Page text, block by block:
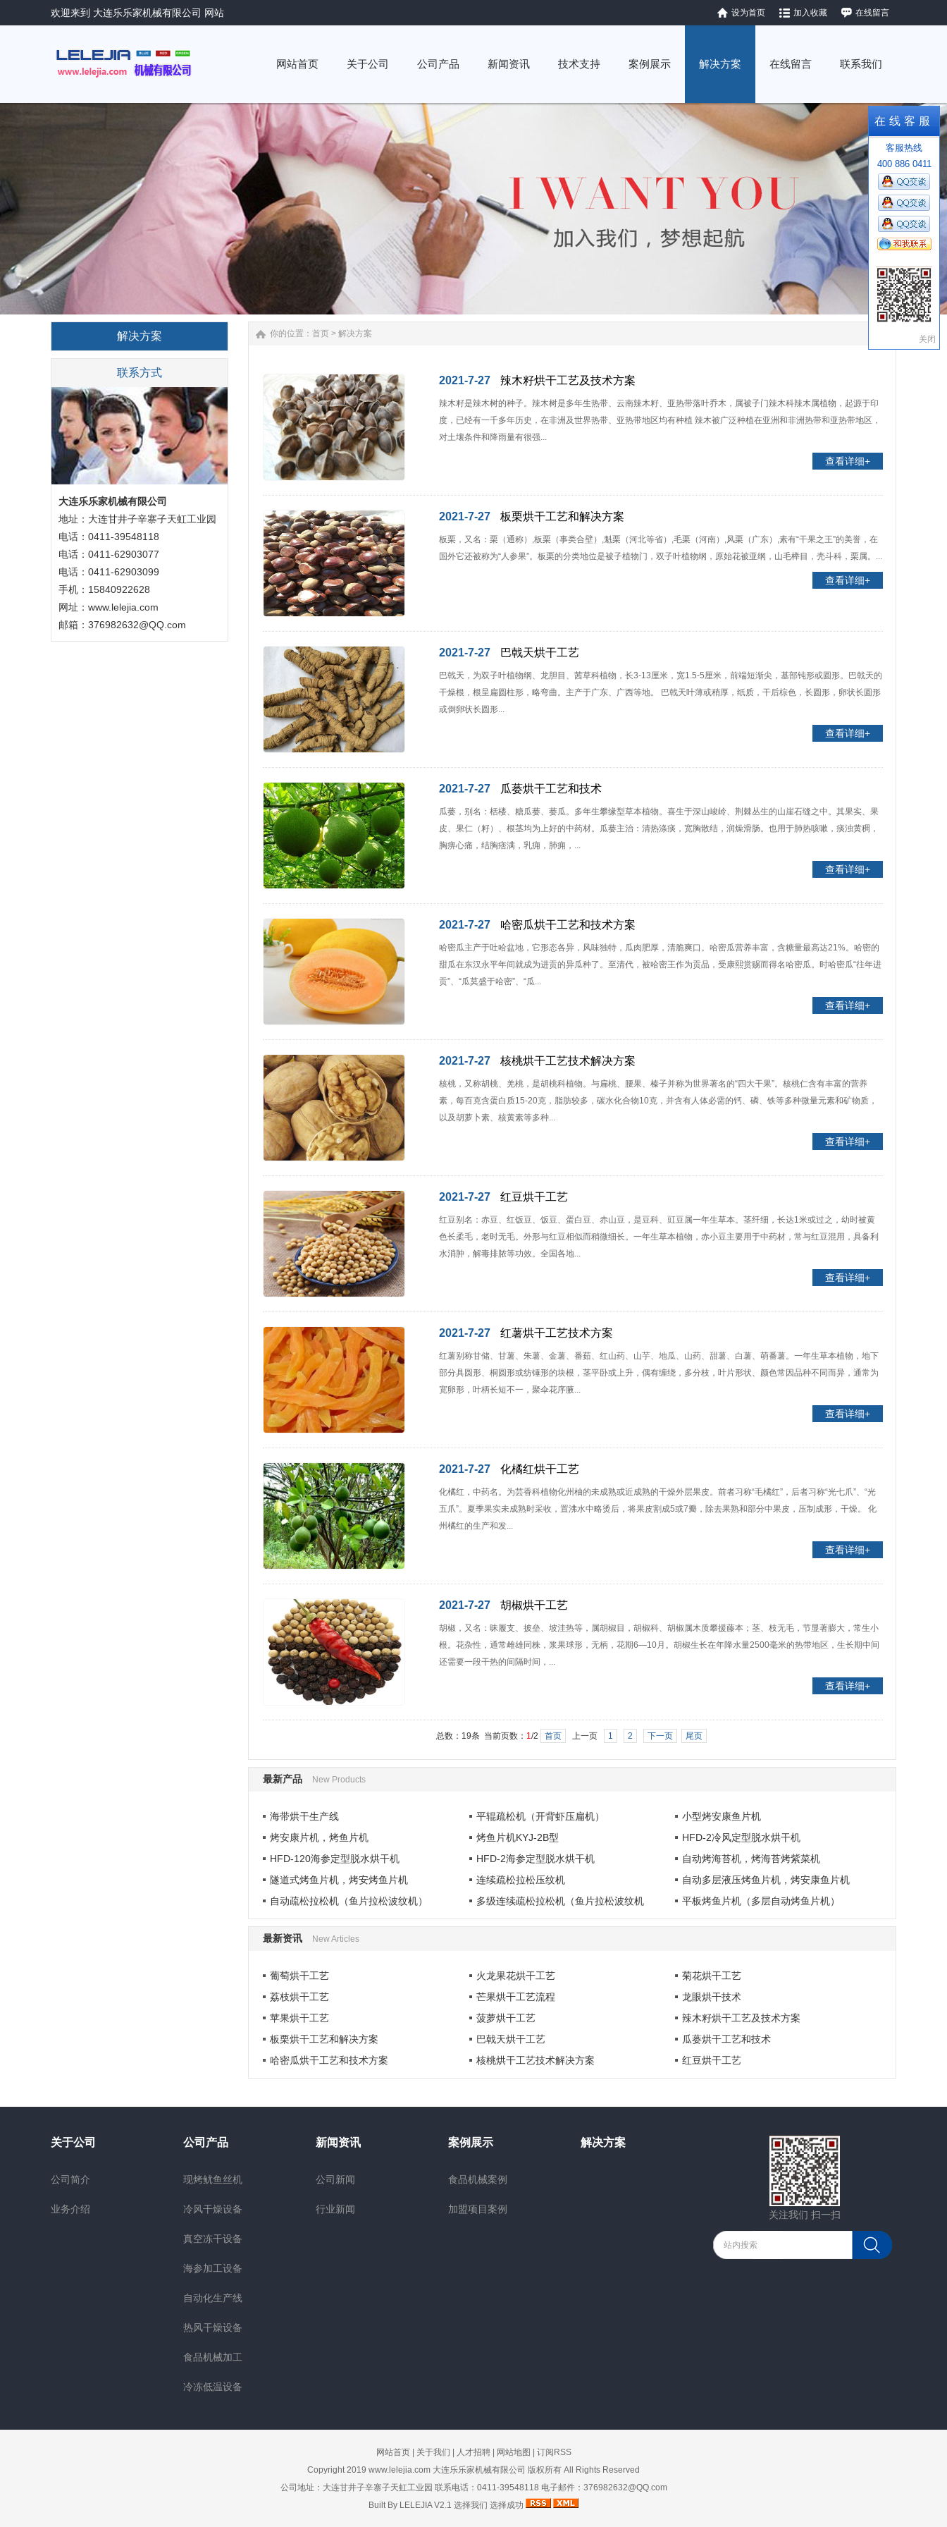
欢迎来到 大连乐乐家机械有限公司 网站 设为首页 加入收藏 在线留言
网站首页 关于公司 公司产品 新闻资讯 技术支持 案例展示 解决方案 在线留言 联系我们
1
解决方案
联系方式
大连乐乐家机械有限公司
地址：大连甘井子辛寨子天虹工业园
电话：0411-39548118
电话：0411-62903077
电话：0411-62903099
手机：15840922628
网址： www.lelejia.com
邮箱：376982632@QQ.com
你的位置： 首页 > 解决方案
2021-7-27 辣木籽烘干工艺及技术方案
辣木籽是辣木树的种子。辣木树是多年生热带、云南辣木籽、亚热带落叶乔木，属被子门辣木科辣木属植物，起源于印
度，已经有一千多年历史，在非洲及世界热带、亚热带地区均有种植 辣木被广泛种植在亚洲和非洲热带和亚热带地区，
对土壤条件和降雨量有很强...
查看详细+
2021-7-27 板栗烘干工艺和解决方案
板栗，又名：栗（通称）,板栗（事类合壁）,魁栗（河北等省）,毛栗（河南）,风栗（广东）,素有“干果之王”的美誉，在
国外它还被称为“人参果”。板栗的分类地位是被子植物门，双子叶植物纲，原始花被亚纲，山毛榉目，壳斗科，栗属。...
查看详细+
2021-7-27 巴戟天烘干工艺
巴戟天，为双子叶植物纲、龙胆目、茜草科植物，长3-13厘米，宽1.5-5厘米，前端短渐尖，基部钝形或圆形。巴戟天的
干燥根，根呈扁圆柱形，略弯曲。主产于广东、广西等地。 巴戟天叶薄或稍厚，纸质，干后棕色，长圆形，卵状长圆形
或倒卵状长圆形...
查看详细+
2021-7-27 瓜蒌烘干工艺和技术
瓜蒌，别名：栝楼、糖瓜蒌、蒌瓜。多年生攀缘型草本植物。喜生于深山峻岭、荆棘丛生的山崖石缝之中。其果实、果
皮、果仁（籽）、根茎均为上好的中药材。瓜蒌主治：清热涤痰，宽胸散结，润燥滑肠。也用于肺热咳嗽，痰浊黄稠，
胸痹心痛，结胸痞满，乳痈，肺痈，...
查看详细+
2021-7-27 哈密瓜烘干工艺和技术方案
哈密瓜主产于吐哈盆地，它形态各异，风味独特，瓜肉肥厚，清脆爽口。哈密瓜营养丰富，含糖量最高达21%。哈密的
甜瓜在东汉永平年间就成为进贡的异瓜种了。至清代，被哈密王作为贡品，受康熙赏赐而得名哈密瓜。时哈密瓜“往年进
贡”、“瓜莫盛于哈密”、“瓜...
查看详细+
2021-7-27 核桃烘干工艺技术解决方案
核桃，又称胡桃、羌桃，是胡桃科植物。与扁桃、腰果、榛子并称为世界著名的“四大干果”。核桃仁含有丰富的营养
素，每百克含蛋白质15-20克，脂肪较多，碳水化合物10克，并含有人体必需的钙、磷、铁等多种微量元素和矿物质，
以及胡萝卜素、核黄素等多种...
查看详细+
2021-7-27 红豆烘干工艺
红豆别名：赤豆、红饭豆、饭豆、蛋白豆、赤山豆，是豆科、豇豆属一年生草本。茎纤细，长达1米或过之，幼时被黄
色长柔毛，老时无毛。外形与红豆相似而稍微细长。一年生草本植物，赤小豆主要用于中药材，常与红豆混用，具备利
水消肿，解毒排脓等功效。全国各地...
查看详细+
2021-7-27 红薯烘干工艺技术方案
红薯别称甘储、甘薯、朱薯、金薯、番茹、红山药、山芋、地瓜、山药、甜薯、白薯、萌番薯。一年生草本植物，地下
部分具圆形、桐圆形或纺锤形的块根，茎平卧或上升，偶有缠绕，多分枝，叶片形状、颜色常因品种不同而异，通常为
宽卵形，叶柄长短不一，聚伞花序腋...
查看详细+
2021-7-27 化橘红烘干工艺
化橘红，中药名。为芸香科植物化州柚的未成熟或近成熟的干燥外层果皮。前者习称“毛橘红”，后者习称“光七爪”、“光
五爪”。夏季果实未成熟时采收，置沸水中略烫后，将果皮割成5或7瓣，除去果熟和部分中果皮，压制成形，干燥。 化
州橘红的生产和发...
查看详细+
2021-7-27 胡椒烘干工艺
胡椒，又名：昧履支、披垒、坡洼热等，属胡椒目，胡椒科、胡椒属木质攀援藤本；茎、枝无毛，节显著膨大，常生小
根。花杂性，通常雌雄同株，浆果球形，无柄，花期6—10月。胡椒生长在年降水量2500毫米的热带地区，生长期中间
还需要一段干热的间隔时间，...
查看详细+
总数：19条 当前页数： 1/2 首页 上一页 1 2 下一页 尾页
最新产品 New Products
海带烘干生产线 平辊疏松机（开背虾压扁机）
小型烤安康鱼片机
烤安康片机，烤鱼片机
烤鱼片机KYJ-2B型
HFD-2冷风定型脱水烘干机
HFD-120海参定型脱水烘干机
HFD-2海参定型脱水烘干机
自动烤海苔机，烤海苔烤紫菜机
隧道式烤鱼片机，烤安烤鱼片机
连续疏松拉松压纹机
自动多层液压烤鱼片机，烤安康鱼片机
自动疏松拉松机（鱼片拉松波纹机）
多级连续疏松拉松机（鱼片拉松波纹机 平板烤鱼片机（多层自动烤鱼片机）
最新资讯 New Articles
葡萄烘干工艺 火龙果花烘干工艺
菊花烘干工艺
荔枝烘干工艺
芒果烘干工艺流程
龙眼烘干技术
苹果烘干工艺
菠萝烘干工艺
辣木籽烘干工艺及技术方案
板栗烘干工艺和解决方案
巴戟天烘干工艺
瓜蒌烘干工艺和技术
哈密瓜烘干工艺和技术方案
核桃烘干工艺技术解决方案 红豆烘干工艺
关注我们 扫一扫
关于公司
公司简介
业务介绍
公司产品
现烤鱿鱼丝机
冷风干燥设备
真空冻干设备
海参加工设备
自动化生产线
热风干燥设备
食品机械加工
冷冻低温设备
新闻资讯
公司新闻
行业新闻
案例展示
食品机械案例
加盟项目案例
解决方案
网站首页| 关于我们 人才招聘| 网站地图
订阅RSS
Copyright 2019 www.lelejia.com 大连乐乐家机械有限公司 版权所有 All Rights Reserved
公司地址：大连甘井子辛寨子天虹工业园 联系电话：0411-39548118 电子邮件：376982632@QQ.com
Built By LELEJIA V2.1 选择我们 选择成功
在线客服
客服热线
400 886 0411
关闭